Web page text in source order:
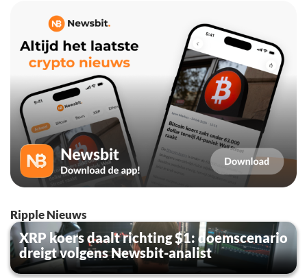
Ripple Nieuws
XRP koers daalt richting $1: doemscenario
dreigt volgens Newsbit-analist